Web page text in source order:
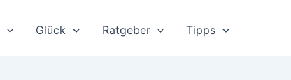
Glück Ratgeber Tipps